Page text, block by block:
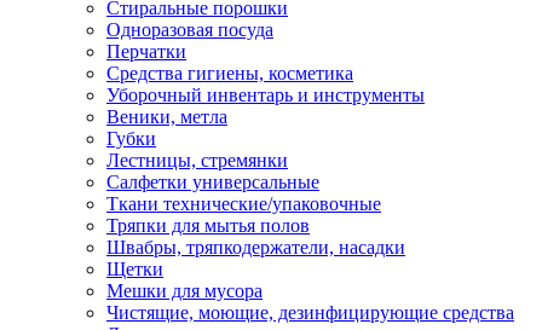
Стиральные порошки
Одноразовая посуда
Перчатки
Средства гигиены, косметика
Уборочный инвентарь и инструменты
Веники, метла
Губки
Лестницы, стремянки
Салфетки универсальные
Ткани технические/упаковочные
Тряпки для мытья полов
Швабры, тряпкодержатели, насадки
Щетки
Мешки для мусора
Чистящие, моющие, дезинфицирующие средства